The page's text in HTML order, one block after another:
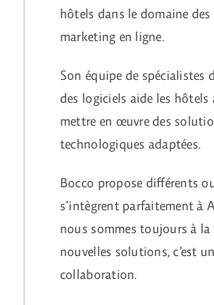
hôtels dans le domaine
marketing en ligne.
Son équipe de spécialistes
des logiciels aide les hôtels
mettre en œuvre des
technologiques adaptées.
Bocco propose différents
s’intègrent parfaitement à
nous sommes toujours à la
nouvelles solutions, c’est
collaboration.